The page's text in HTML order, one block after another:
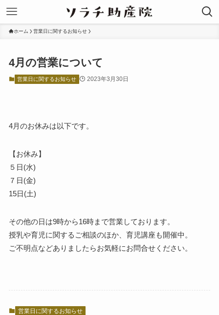
ホーム 営業日に関するお知らせ
4月の営業について
営業日に関するお知らせ 2023年3月30日
4月のお休みは以下です。
【お休み】
５日(水)
７日(金)
15日(土)
その他の日は9時から16時まで営業しております。
授乳や育児に関するご相談のほか、育児講座も開催中。
ご不明点などありましたらお気軽にお問合せください。
営業日に関するお知らせ